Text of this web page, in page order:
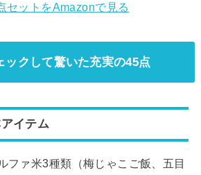
セットをAmazonで見る
ックして驚いた充実の45点
イテム
ファ米3種類（梅じゃこご飯、五目